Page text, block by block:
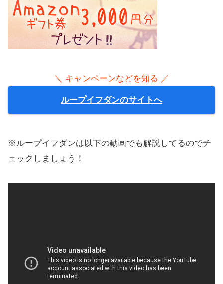
＼ キャンペーンなどを知る ／
ループイフダンのサイトへ
※ループイフダンは以下の動画でも解説してるのでチ
ェックしましょう！